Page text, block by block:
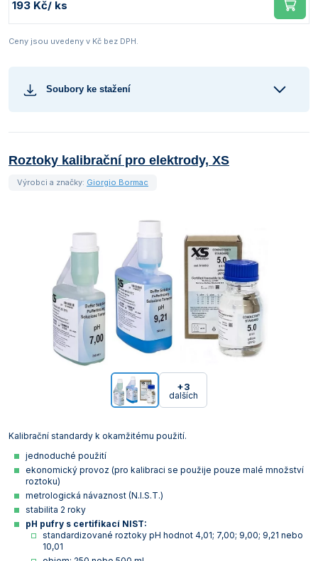
193 Kč/ ks
Ceny jsou uvedeny v Kč bez DPH.
Soubory ke stažení
Roztoky kalibrační pro elektrody, XS
+3
dalších
Výrobci a značky: Giorgio Bormac
Kalibrační standardy k okamžitému použití.
jednoduché použití
ekonomický provoz (pro kalibraci se použije pouze malé množství
roztoku)
metrologická návaznost (N.I.S.T.)
stabilita 2 roky
pH pufry s certifikací NIST:
standardizované roztoky pH hodnot 4,01; 7,00; 9,00; 9,21 nebo
10,01